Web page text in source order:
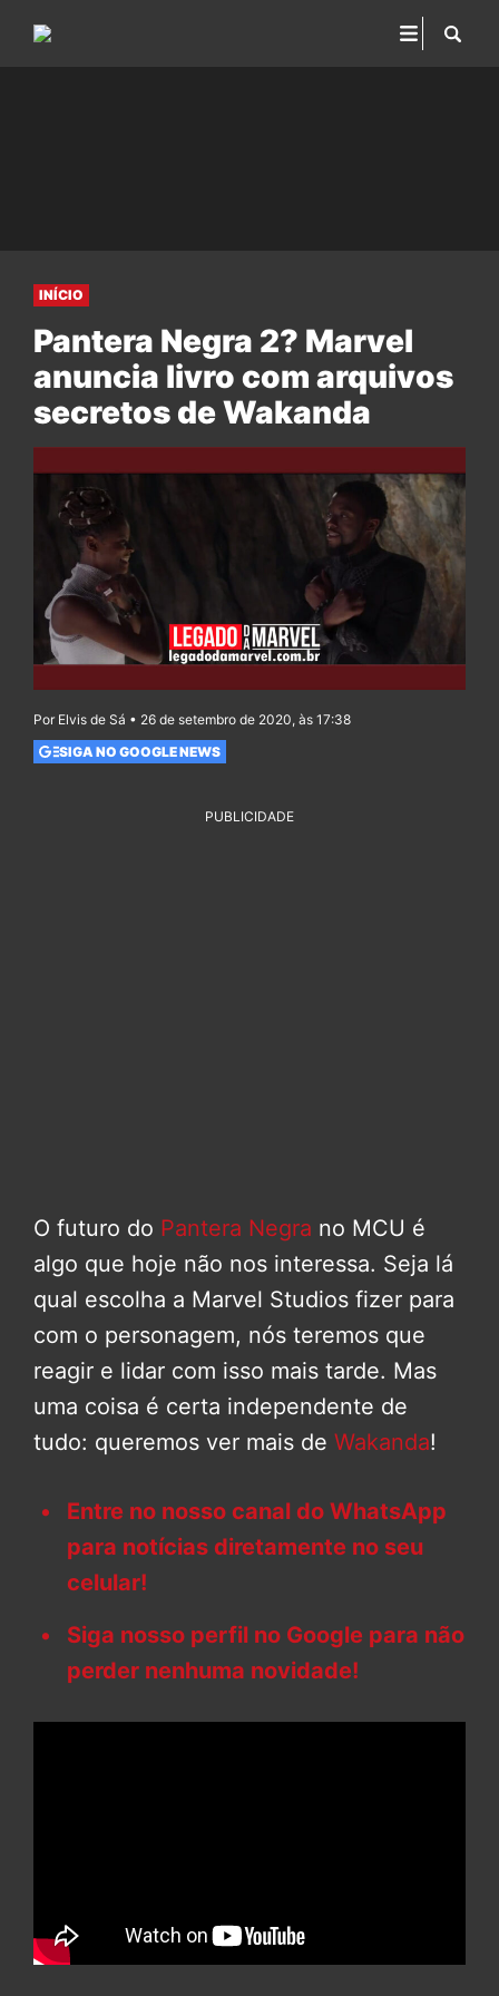
INÍCIO
Pantera Negra 2? Marvel
anuncia livro com arquivos
secretos de Wakanda
Por Elvis de Sá • 26 de setembro de 2020, às 17:38
SIGA NO GOOGLE NEWS
PUBLICIDADE
O futuro do Pantera Negra no MCU é
algo que hoje não nos interessa. Seja lá
qual escolha a Marvel Studios fizer para
com o personagem, nós teremos que
reagir e lidar com isso mais tarde. Mas
uma coisa é certa independente de
tudo: queremos ver mais de Wakanda!
Entre no nosso canal do WhatsApp
para notícias diretamente no seu
celular!
Siga nosso perfil no Google para não
perder nenhuma novidade!